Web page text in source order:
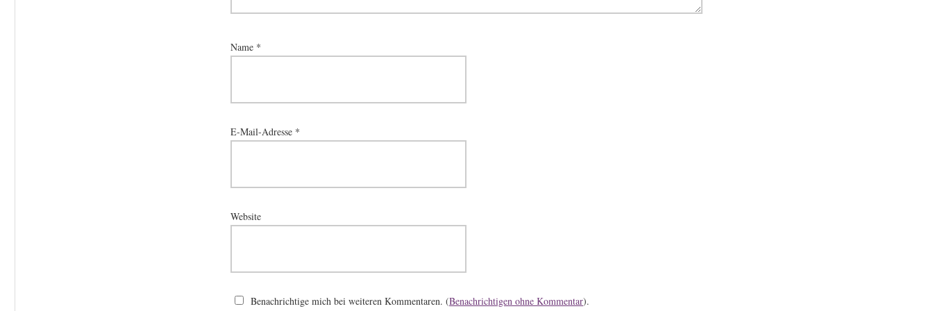
Name *
E-Mail-Adresse *
Website
Benachrichtige mich bei weiteren Kommentaren. (Benachrichtigen ohne Kommentar).